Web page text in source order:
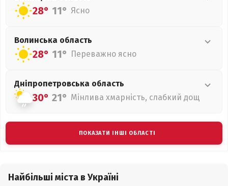
28° 11° Ясно
Волинська область
28° 11° Переважно ясно
Дніпропетровська область
30° 21° Мінлива хмарність, слабкий дощ
ПОКАЗАТИ ІНШІ ОБЛАСТІ
Найбільші міста в Україні